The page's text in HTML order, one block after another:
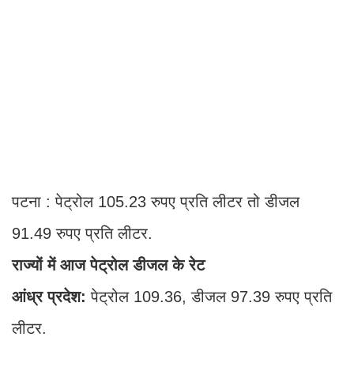
पटना : पेट्रोल 105.23 रुपए प्रति लीटर तो डीजल
91.49 रुपए प्रति लीटर.
राज्यों में आज पेट्रोल डीजल के रेट
आंध्र प्रदेश: पेट्रोल 109.36, डीजल 97.39 रुपए प्रति
लीटर.